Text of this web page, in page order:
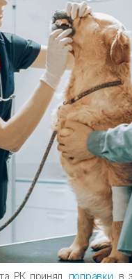
РК принял поправки в